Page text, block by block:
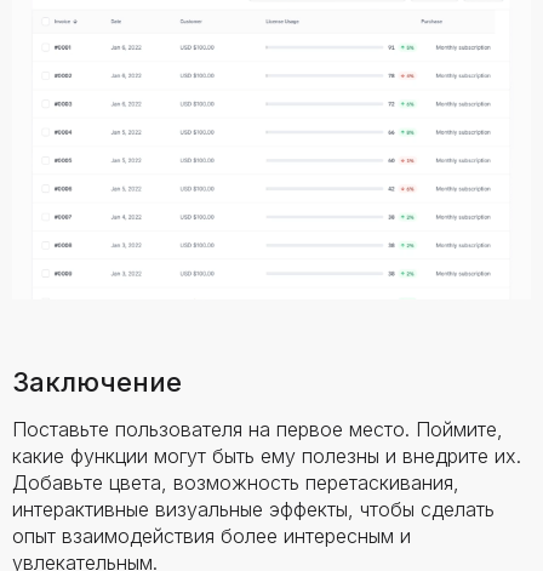
Заключение
Поставьте пользователя на первое место. Поймите,
какие функции могут быть ему полезны и внедрите их.
Добавьте цвета, возможность перетаскивания,
интерактивные визуальные эффекты, чтобы сделать
опыт взаимодействия более интересным и
увлекательным.